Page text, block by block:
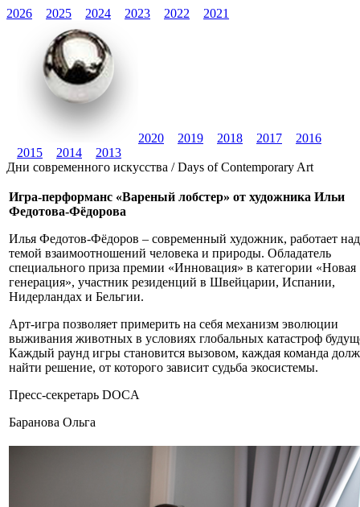
2026 2025 2024 2023 2022 2021
2020 2019 2018 2017
2016
2015
2014
2013
Дни современного искусства / Days of Contemporary Art
Игра-перформанс «Вареный лобстер» от художника Ильи
Федотова-Фёдорова
Илья Федотов-Фёдоров – современный художник, работает над
темой взаимоотношений человека и природы. Обладатель
специального приза премии «Инновация» в категории «Новая
генерация», участник резиденций в Швейцарии, Испании,
Нидерландах и Бельгии.
Арт-игра позволяет примерить на себя механизм эволюции
выживания животных в условиях глобальных катастроф
Каждый раунд игры становится вызовом, каждая команда
найти решение, от которого зависит судьба экосистемы.
Пресс-секретарь DOCA
Баранова Ольга